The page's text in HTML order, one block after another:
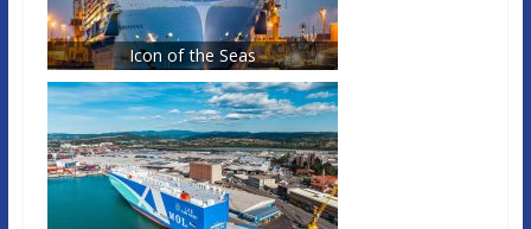
Icon of the Seas